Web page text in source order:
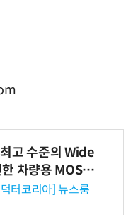
고 수준의 Wide
차량용 MOSF
터코리아] 뉴스룸